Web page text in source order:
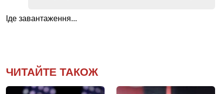
Іде завантаження...
ЧИТАЙТЕ ТАКОЖ